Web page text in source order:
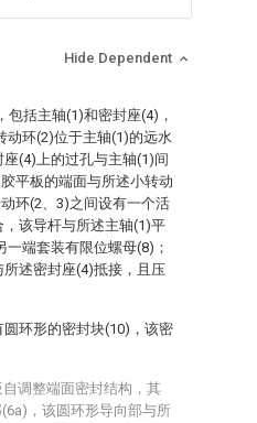
Hide Dependent
括主轴(1)和密封座(4)，
动环(2)位于主轴(1)的远水
(4)上的过孔与主轴(1)间
平板的端面与所述小转动
环(2、3)之间设有一个活
该导杆与所述主轴(1)平
端套装有限位螺母(8)；
述密封座(4)抵接，且压
环形的密封块(10)，该密
调整端面密封结构，其
，该圆环形导向部与所